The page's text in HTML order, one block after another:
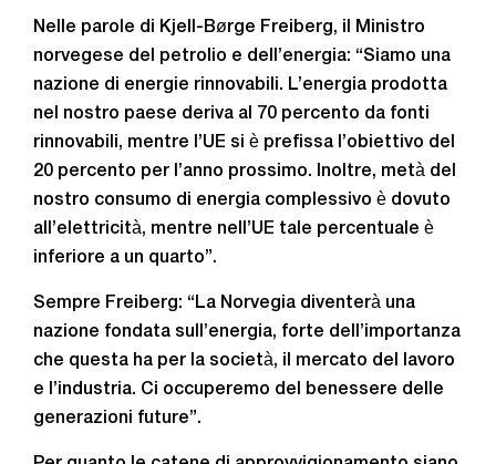
Nelle parole di Kjell-Børge Freiberg, il Ministro
norvegese del petrolio e dell’energia: “Siamo una
nazione di energie rinnovabili. L’energia prodotta
nel nostro paese deriva al 70 percento da fonti
rinnovabili, mentre l’UE si è prefissa l’obiettivo del
20 percento per l’anno prossimo. Inoltre, metà del
nostro consumo di energia complessivo è dovuto
all’elettricità, mentre nell’UE tale percentuale è
inferiore a un quarto”.
Sempre Freiberg: “La Norvegia diventerà una
nazione fondata sull’energia, forte dell’importanza
che questa ha per la società, il mercato del lavoro
e l’industria. Ci occuperemo del benessere delle
generazioni future”.